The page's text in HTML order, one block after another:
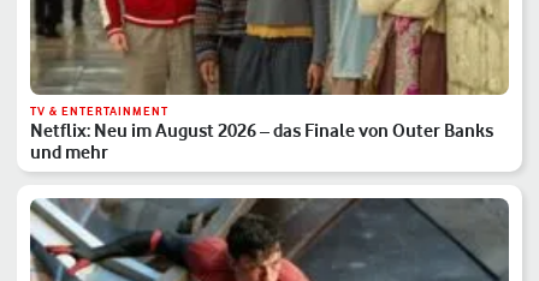
TV & ENTERTAINMENT
Netflix: Neu im August 2026 – das Finale von Outer Banks
und mehr